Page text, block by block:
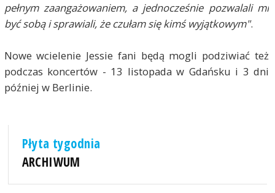
pełnym zaangażowaniem, a jednocześnie pozwalali mi
być sobą i sprawiali, że czułam się kimś wyjątkowym".
Nowe wcielenie Jessie fani będą mogli podziwiać też
podczas koncertów - 13 listopada w Gdańsku i 3 dni
później w Berlinie.
Płyta tygodnia
ARCHIWUM